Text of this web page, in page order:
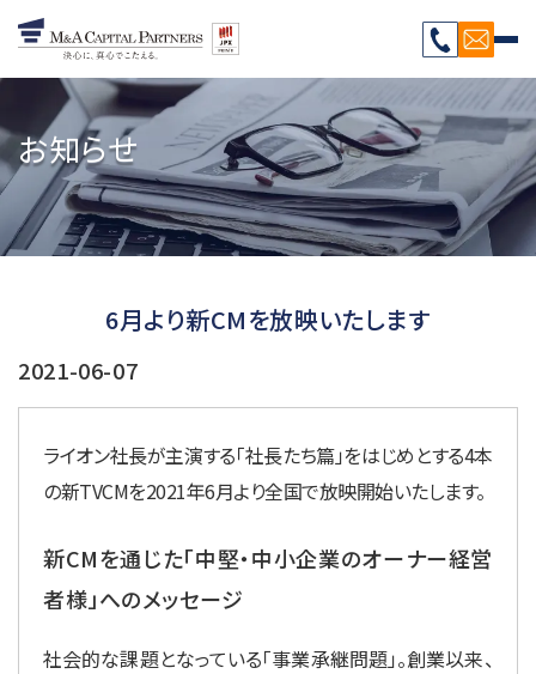
お知らせ
6月より新CMを放映いたします
2021-06-07
ライオン社長が主演する「社長たち篇」をはじめとする4本
の新TVCMを2021年6月より全国で放映開始いたします。
新CMを通じた「中堅・中小企業のオーナー経営
者様」へのメッセージ
社会的な課題となっている「事業承継問題」。創業以来、